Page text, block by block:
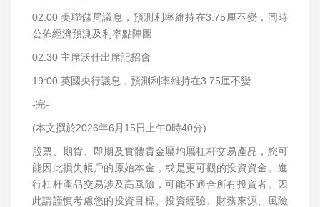
02:00 美聯儲局議息，預測利率維持在3.75厘不變，同時
公佈經濟預測及利率點陣圖
02:30 主席沃什出席記招會
19:00 英國央行議息，預測利率維持在3.75厘不變
-完-
(本文撰於2026年6月15日上午0時40分)
股票、期貨、即期及實體貴金屬均屬杠杆交易產品，您可
能因此損失帳戶的原始本金，或是更可觀的投資資金。進
行杠杆產品交易涉及高風險，可能不適合所有投資者。因
此請謹慎考慮您的投資目標、投資經驗、財務來源、風險